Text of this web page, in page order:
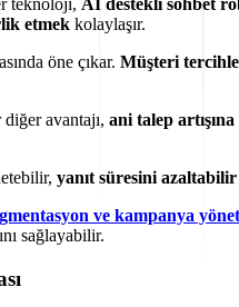
teknoloji, AI destekli sohbet
etmek kolaylaşır.
öne çıkar. Müşteri
avantajı, ani talep
yanıt süresini azaltabilir
ve kampanya
sağlayabilir.